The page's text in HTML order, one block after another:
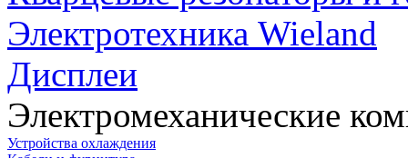
Электротехника Wieland
Дисплеи
Электромеханические
Устройства охлаждения